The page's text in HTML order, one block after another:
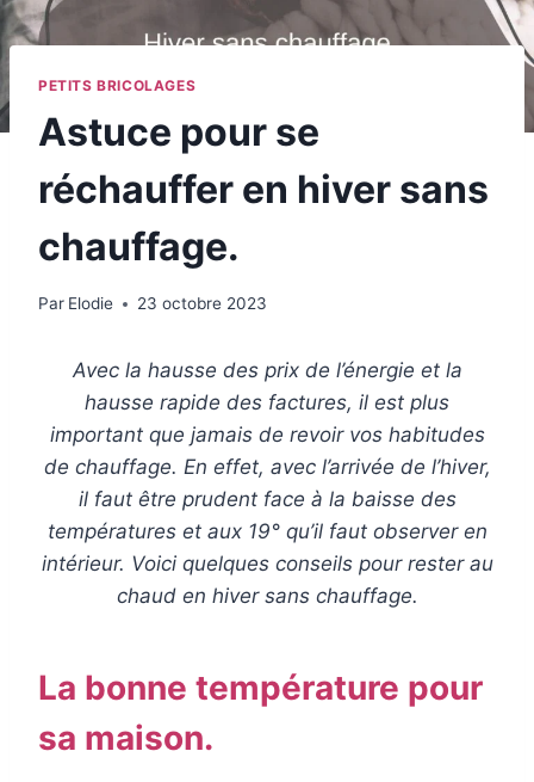
PETITS BRICOLAGES
Astuce pour se
réchauffer en hiver sans
chauffage.
Par Elodie 23 octobre 2023
Avec la hausse des prix de l’énergie et la
hausse rapide des factures, il est plus
important que jamais de revoir vos habitudes
de chauffage. En effet, avec l’arrivée de l’hiver,
il faut être prudent face à la baisse des
températures et aux 19° qu’il faut observer en
intérieur. Voici quelques conseils pour rester au
chaud en hiver sans chauffage.
La bonne température pour
sa maison.